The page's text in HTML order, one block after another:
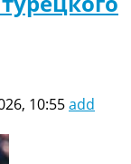
10:55add